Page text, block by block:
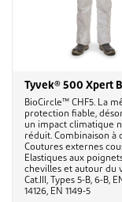
Tyvek® 500 Xpert
BioCircle™ CHF5. La
protection fiable,
un impact climatique
réduit. Combinaison à
Coutures externes
Elastiques aux
chevilles et autour du
Cat.III, Types 5-B, 6-B,
14126, EN 1149-5